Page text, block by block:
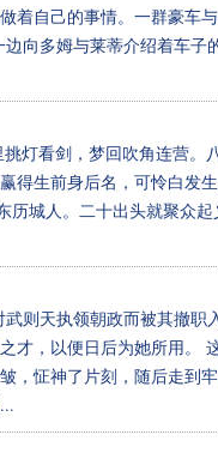
着自己的事情。一群豪车
向多姆与莱蒂介绍着车
灯看剑，梦回吹角连营
得生前身后名，可怜白发
城人。二十出头就聚众
则天执领朝政而被其撤
才，以便日后为她所用。
，怔神了片刻，随后走到